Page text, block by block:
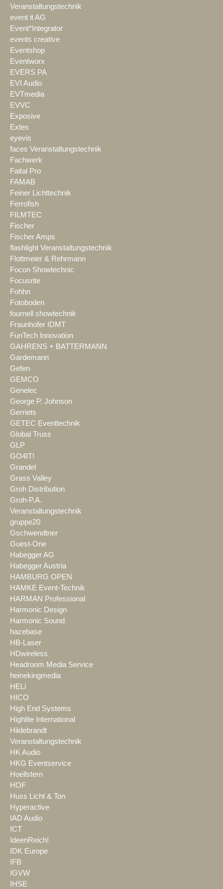
Veranstaltungstechnik
event it AG
Event*Integrator
events creative
Eventshop
Eventworx
EVERS PA
EVI Audio
EVTmedia
EVVC
Exposive
Extes
eyevis
faces Veranstaltungstechnik
Fachwerk
Faital Pro
FAMAB
Feiner Lichttechnik
Ferrofish
FILMTEC
Fischer
Fischer Amps
flashlight Veranstaltungstechnik
Flottmeier & Rehrmann
Focon Showtechnic
Focusrite
Fohhn
Fotoboden
fournell showtechnik
Fraunhofer IDMT
FunTech Innovation
GAHRENS + BATTERMANN
Gardemann
Gefen
GEMCO
Genelec
George P. Johnson
Gerriets
GETEC Eventtechnik
Global Truss
GLP
GO4IT!
Grandel
Grass Valley
Groh Distribution
Groh-P.A.
Veranstaltungstechnik
gruppe20
Gschwendtner
Guest-One
Habegger AG
Habegger Austria
HAMBURG OPEN
HAMKE Event-Technik
HARMAN Professional
Harmonic Design
Harmonic Sound
hazebase
HB-Laser
HDwireless
Headroom Media Service
heinekingmedia
HELi
HICO
High End Systems
Highlite International
Hildebrandt
Veranstaltungstechnik
HK Audio
HKG Eventservice
Hoellstern
HOF
Huss Licht & Ton
Hyperactive
IAD Audio
ICT
IdeenReich!
IDK Europe
IFB
IGVW
IHSE